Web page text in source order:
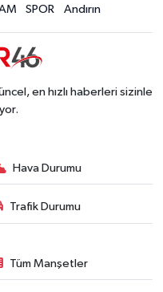
Dolu Anlar! Metruk
SPOR Andırın
en hızlı haberleri sizinle
Hava Durumu
Trafik Durumu
Tüm Manşetler